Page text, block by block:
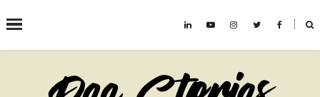
˟
Search This Blog